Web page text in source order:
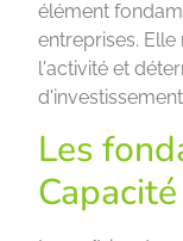
élément
entreprises.
l'activité et
Les